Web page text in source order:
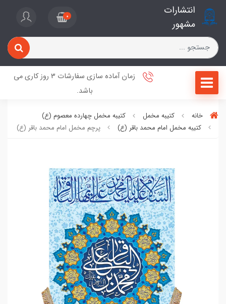
انتشارات
مشهور
0
زمان آماده سازی سفارشات 3 روز کاری می
باشد.
خانه کتیبه مخمل
کتیبه مخمل چهارده معصوم (ع)
کتیبه مخمل امام محمد باقر (ع)
پرچم مخمل امام محمد باقر (ع)